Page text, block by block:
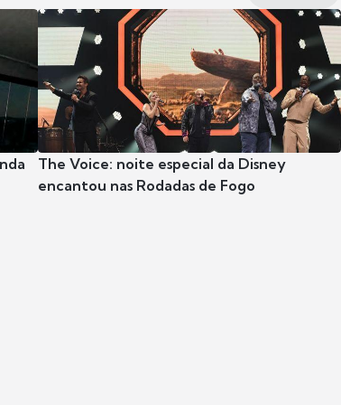
The Voice: noite especial da Disney
encantou nas Rodadas de Fogo